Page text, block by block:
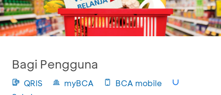
Bagi Pengguna
QRIS myBCA
BCA mobile